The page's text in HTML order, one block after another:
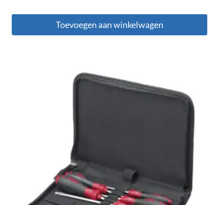
Toevoegen aan winkelwagen